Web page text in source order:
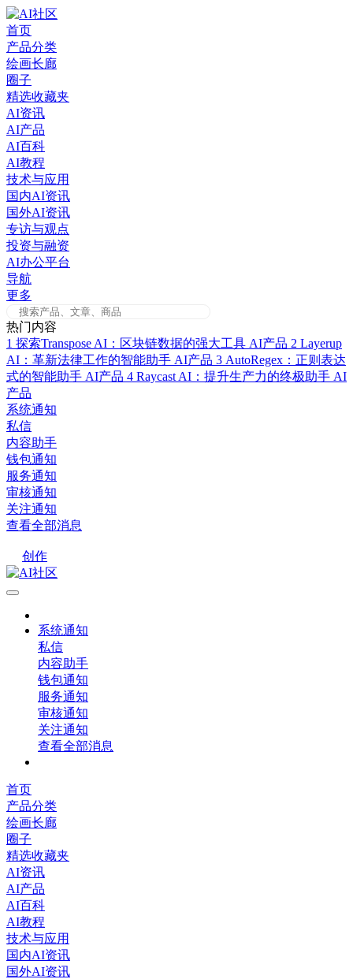
Skip
to
content
首页
产品分类
绘画长廊
圈子
精选收藏夹
AI资讯
AI产品
AI百科
AI教程
技术与应用
国内AI资讯
国外AI资讯
专访与观点
投资与融资
AI办公平台
导航
更多
热门内容
1 探索Transpose AI：区块链数据的强大工具 AI产品 2 Layerup
AI：革新法律工作的智能助手 AI产品 3 AutoRegex：正则表达
式的智能助手 AI产品 4 Raycast AI：提升生产力的终极助手 AI
产品
系统通知
私信
内容助手
钱包通知
服务通知
审核通知
关注通知
查看全部消息
创作
系统通知
私信
内容助手
钱包通知
服务通知
审核通知
关注通知
查看全部消息
首页
产品分类
绘画长廊
圈子
精选收藏夹
AI资讯
AI产品
AI百科
AI教程
技术与应用
国内AI资讯
国外AI资讯